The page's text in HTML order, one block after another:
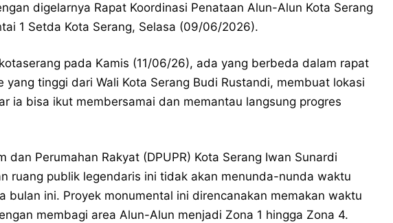
digelarnya Rapat Koordinasi Penataan Alun-Alun Kota Serang
1 Setda Kota Serang, Selasa (09/06/2026).
pada Kamis (11/06/26), ada yang berbeda dalam rapat
yang tinggi dari Wali Kota Serang Budi Rustandi, membuat lokasi
ia bisa ikut membersamai dan memantau langsung progres
dan Perumahan Rakyat (DPUPR) Kota Serang Iwan Sunardi
ruang publik legendaris ini tidak akan menunda-nunda waktu
bulan ini. Proyek monumental ini direncanakan memakan waktu
membagi area Alun-Alun menjadi Zona 1 hingga Zona 4.